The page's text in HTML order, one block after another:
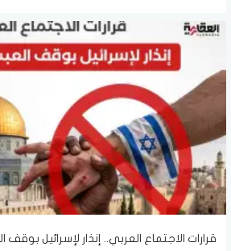
قرارات الاجتماع العربي.. إنذار لإسرائيل